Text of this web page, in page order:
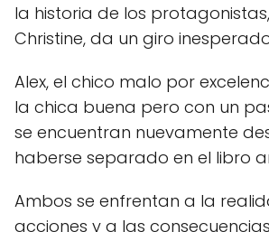
la historia de los
Christine, da un giro
Alex, el chico malo por
la chica buena pero con un
se encuentran nuevamente
haberse separado en el libro
Ambos se enfrentan a la
acciones y a las